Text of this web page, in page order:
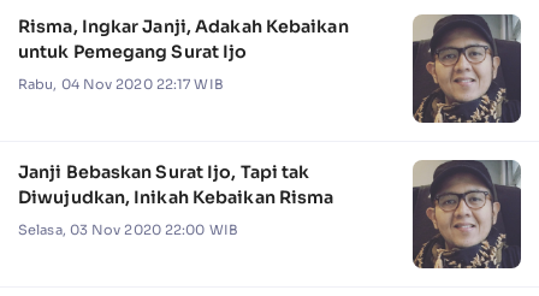
Risma, Ingkar Janji, Adakah Kebaikan
untuk Pemegang Surat Ijo
Rabu, 04 Nov 2020 22:17 WIB
Janji Bebaskan Surat Ijo, Tapi tak
Diwujudkan, Inikah Kebaikan Risma
Selasa, 03 Nov 2020 22:00 WIB